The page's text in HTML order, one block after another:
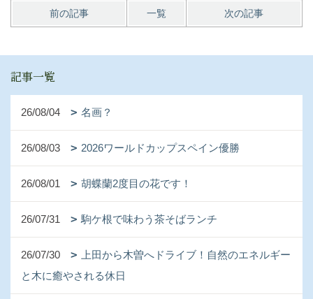
前の記事 一覧 次の記事
記事一覧
26/08/04 名画？
26/08/03 2026ワールドカップスペイン優勝
26/08/01 胡蝶蘭2度目の花です！
26/07/31 駒ケ根で味わう茶そばランチ
26/07/30
上田から木曽へドライブ！自然のエネルギー
と木に癒やされる休日